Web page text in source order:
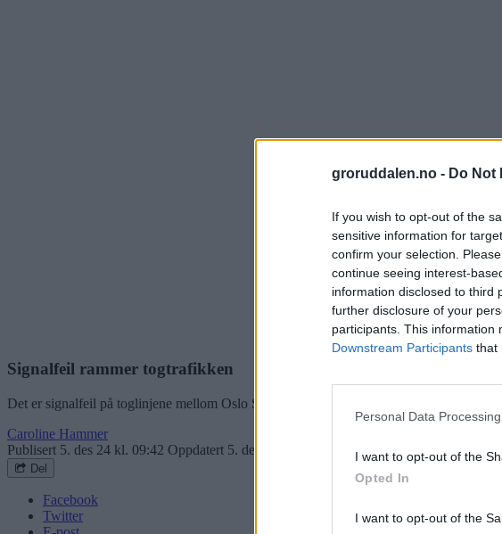
groruddalen.no - Do Not
If you wish to opt-out of the
sensitive information for
confirm your selection.
continue seeing interest-
information disclosed to third
further disclosure of your
participants. This information
Downstream Participants that
Personal Data
I want to opt-out of the
Opted In
I want to opt-out of the
Signalfeil rammer togtrafikken
Det er signalfeil på toglinjene mellom Oslo S og Lillestrøm torsdag formiddag, og den
Caroline Hammer
Publisert 5. des 24 kl. 09:42 Oppdatert 5. des 24 kl. 10:31
Del
Facebook
Twitter